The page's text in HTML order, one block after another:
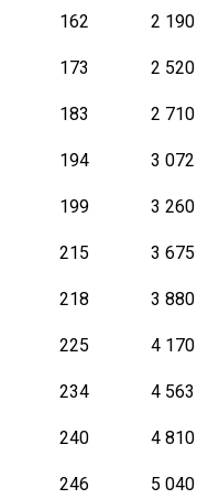
162
2 190
173
2 520
183
2 710
194
3 072
199
3 260
215
3 675
218
3 880
225
4 170
234
4 563
240
4 810
246 5 040